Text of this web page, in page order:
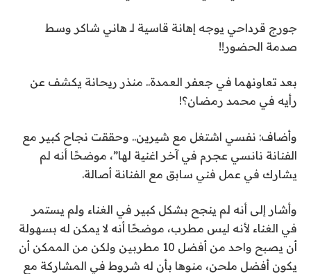
جورج قرداحي يوجه إهانة قاسية لـ هاني شاكر وسط
صدمة الحضور!!
بعد تعاونهما في جعفر العمدة.. منذر ريحانة يكشف عن
رأيه في محمد رمضان؟!
وأضاف: نفسي اشتغل مع شيرين.. وحققت نجاح كبير مع
الفنانة نانسي عجرم في آخر اغنية لها”، موضحًا أنه لم
يشارك في عمل فني سابق مع الفنانة أصالة.
وأشار إلى أنه لم ينجح بشكل كبير في الغناء ولم يستمر
في الغناء لأنه ليس مطرب، موضحًا أنه لا يمكن له بسهولة
أن يصبح واحد من أفضل 10 مطربين ولكن من الممكن أن
يكون أفضل ملحن، منوها بأن له شروط في المشاركة مع